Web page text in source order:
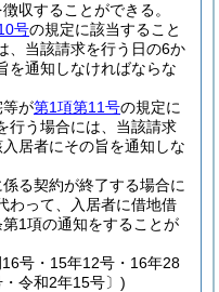
収することができる。
号の規定に該当すること
、当該請求を行う日の6か
を通知しなければならな
等が第1項第11号の規定に
行う場合には、当該請求
居者にその旨を通知しな
る契約が終了する場合に
わって、入居者に借地借
1項の通知をすることが
号・15年12号・16年28
令和2年15号〕)